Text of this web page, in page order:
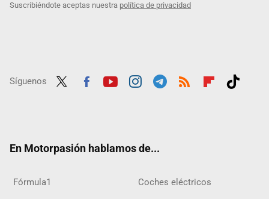
Suscribiéndote aceptas nuestra política de privacidad
Síguenos
En Motorpasión hablamos de...
Fórmula1 Coches eléctricos